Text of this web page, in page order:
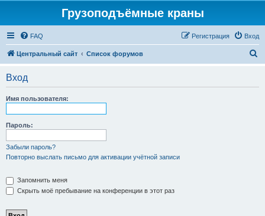
Грузоподъёмные краны
FAQ Вход
Регистрация
Центральный сайт Список форумов
Вход
Имя пользователя:
Пароль:
Забыли пароль?
Повторно выслать письмо для активации учётной записи
Запомнить меня
Скрыть моё пребывание на конференции в этот раз